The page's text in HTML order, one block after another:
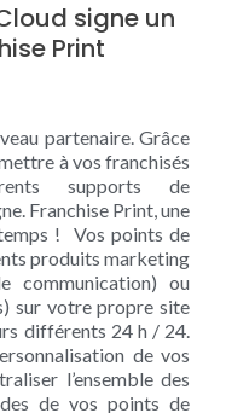
signe un
Print
partenaire. Grâce
à vos franchisés
supports de
Franchise Print, une
! Vos points de
produits marketing
communication) ou
sur votre propre site
différents 24 h / 24.
de vos
l’ensemble des
de vos points de